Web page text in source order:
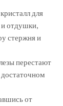
для
и отдушки,
стержня и
перестают
от